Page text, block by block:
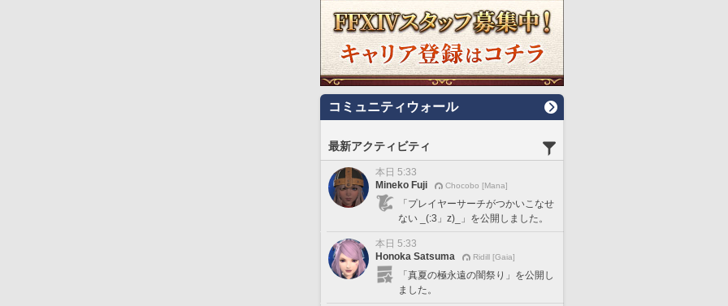
コミュニティウォール
最新アクティビティ
本日 5:33
Mineko Fuji
Chocobo [Mana]
「プレイヤーサーチがつかいこなせ
ない _(:3」z)_」を公開しました。
本日 5:33
Honoka Satsuma
Ridill [Gaia]
「真夏の極永遠の闇祭り」を公開し
ました。